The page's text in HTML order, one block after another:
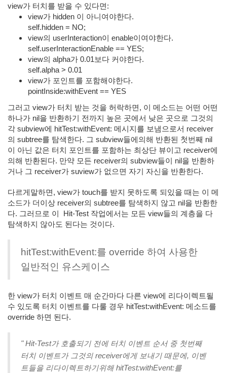
view가 터치를 받을 수 있다면:
view가 hidden 이 아니여야한다.
self.hidden = NO;
view의 userInteraction이 enable이여야한다.
self.userInteractionEnable == YES;
view의 alpha가 0.01보다 커야한다.
self.alpha > 0.01
view가 포인트를 포함해야한다.
pointInside:withEvent == YES
그러고 view가 터치 받는 것을 허락하면, 이 메소드는 어떤 어떤
하나가 nil을 반환하기 전까지 높은 곳에서 낮은 곳으로 그것의
각 subview에 hitTest:withEvent: 메시지를 보냄으로서 receiver
의 subtree를 탐색한다. 그 subview들에의해 반환된 첫번째 nil
이 아닌 값은 터치 포인트를 포함하는 최상단 뷰이고 receiver에
의해 반환된다. 만약 모든 receiver의 subview들이 nil을 반환하
거나 그 receiver가 suview가 없으면 자기 자신을 반환한다.
다르게말하면, view가 touch를 받지 못하도록 되있을 때는 이 메
소드가 더이상 receiver의 subtree를 탐색하지 않고 nil을 반환한
다. 그러므로 이
Hit-Test 작업에서는 모든 view들의 계층을 다
탐색하지 않아도 된다는 것이다.
hitTest:withEvent:를 override 하여 사용한
일반적인 유스케이스
한 view가 터치 이벤트 매 순간마다 다른 view에 리다이렉트될
수 있도록 터치 이벤트를 다룰 경우 hitTest:withEvent: 메소드를
override 하면 된다.
"Hit-Test가 호출되기 전에 터치 이벤트 순서 중 첫번째
터치 이벤트가 그것의 receiver에게 보내기 때문에, 이벤
트들을 리다이렉트하기위해 hitTest:withEvent:를